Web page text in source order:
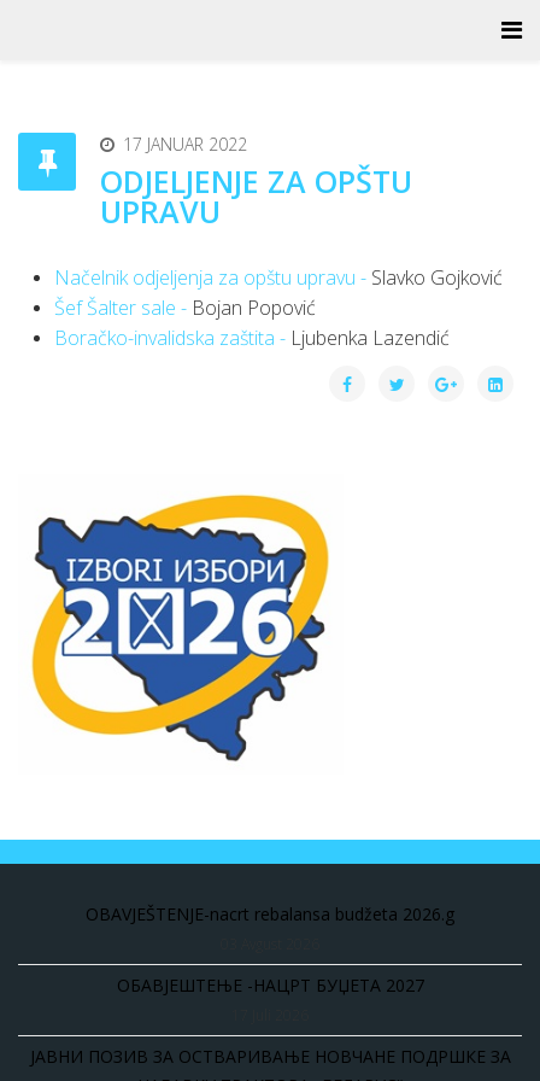
17 JANUAR 2022
ODJELJENJE ZA OPŠTU
UPRAVU
Načelnik odjeljenja za opštu upravu - Slavko Gojković
Šef Šalter sale - Bojan Popović
Boračko-invalidska zaštita - Ljubenka Lazendić
OBAVJEŠTENJE-nacrt rebalansa budžeta 2026.g
ОБАВЈЕШТЕЊЕ -НАЦРТ БУЏЕТА 2027
ЈАВНИ ПОЗИВ ЗА ОСТВАРИВАЊЕ НОВЧАНЕ ПОДРШКЕ ЗА